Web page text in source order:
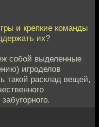
и крепкие команды
их?
собой выделенные
игроделов
такой расклад вещей,